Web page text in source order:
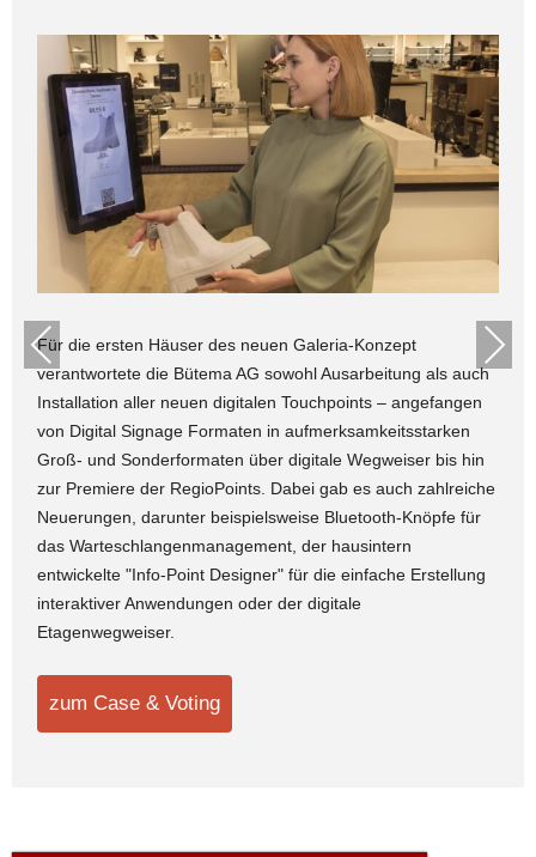
Für die ersten Häuser des neuen Galeria-Konzept
verantwortete die Bütema AG sowohl Ausarbeitung als auch
Installation aller neuen digitalen Touchpoints – angefangen
von Digital Signage Formaten in aufmerksamkeitsstarken
Groß- und Sonderformaten über digitale Wegweiser bis hin
zur Premiere der RegioPoints. Dabei gab es auch zahlreiche
Neuerungen, darunter beispielsweise Bluetooth-Knöpfe für
das Warteschlangenmanagement, der hausintern
entwickelte "Info-Point Designer" für die einfache Erstellung
interaktiver Anwendungen oder der digitale
Etagenwegweiser.
zum Case & Voting
Prev
ious
Next